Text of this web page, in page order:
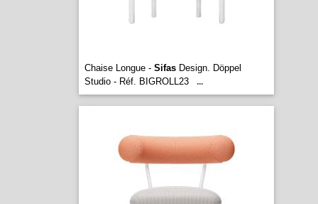
Chaise Longue - SifasDesign. Döppel
Studio - Réf. BIGROLL23
...